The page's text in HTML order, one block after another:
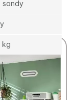
sondy
kg